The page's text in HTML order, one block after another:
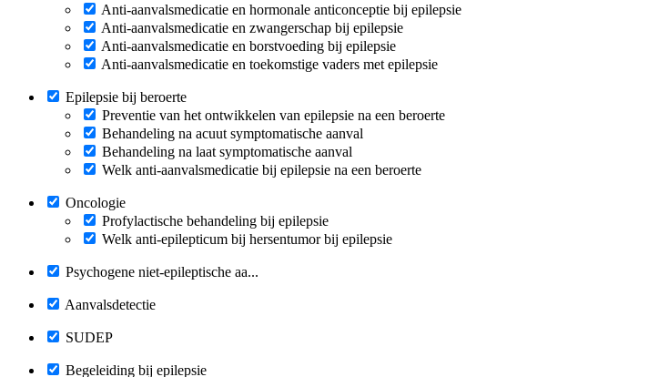
Anti-aanvalsmedicatie en hormonale anticonceptie bij epilepsie
Anti-aanvalsmedicatie en zwangerschap bij epilepsie
Anti-aanvalsmedicatie en borstvoeding bij epilepsie
Anti-aanvalsmedicatie en toekomstige vaders met epilepsie
Epilepsie bij beroerte
Preventie van het ontwikkelen van epilepsie na een beroerte
Behandeling na acuut symptomatische aanval
Behandeling na laat symptomatische aanval
Welk anti-aanvalsmedicatie bij epilepsie na een beroerte
Oncologie
Profylactische behandeling bij epilepsie
Welk anti-epilepticum bij hersentumor bij epilepsie
Psychogene niet-epileptische aa...
Aanvalsdetectie
SUDEP
Begeleiding bij epilepsie